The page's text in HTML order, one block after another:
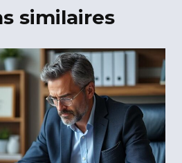
similaires